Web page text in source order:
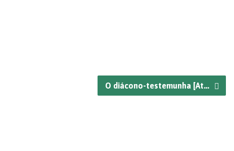
O diácono-testemunha [At…